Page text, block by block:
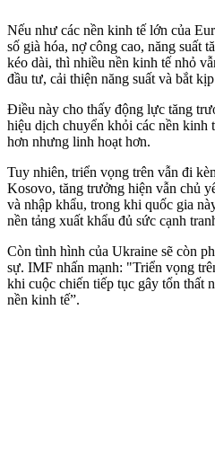
Nếu như các nền kinh tế lớn của
số già hóa, nợ công cao, năng suất
kéo dài, thì nhiều nền kinh tế nhỏ
đầu tư, cải thiện năng suất và bắt
Điều này cho thấy động lực tăng
hiệu dịch chuyển khỏi các nền kinh
hơn nhưng linh hoạt hơn.
Tuy nhiên, triển vọng trên vẫn đi
Kosovo, tăng trưởng hiện vẫn chủ
và nhập khẩu, trong khi quốc gia
nền tảng xuất khẩu đủ sức cạnh
Còn tình hình của Ukraine sẽ còn
sự. IMF nhấn mạnh: "Triển vọng
khi cuộc chiến tiếp tục gây tổn thất
nền kinh tế”.